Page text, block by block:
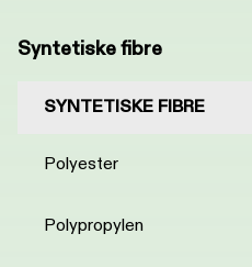
Syntetiske fibre
SYNTETISKE FIBRE
Polyester
Polypropylen